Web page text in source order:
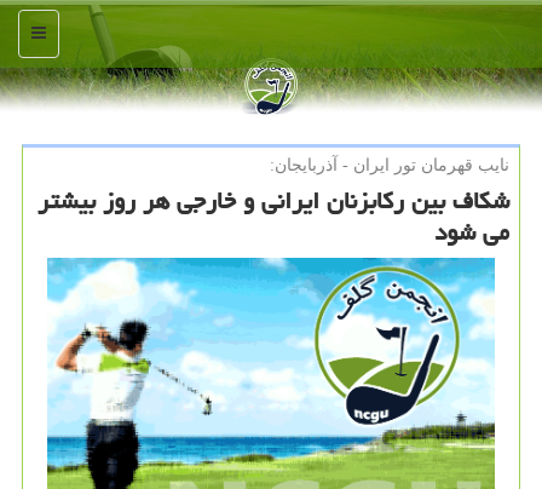
منو
نایب قهرمان تور ایران - آذربایجان:
شکاف بین رکابزنان ایرانی و خارجی هر روز بیشتر
می شود